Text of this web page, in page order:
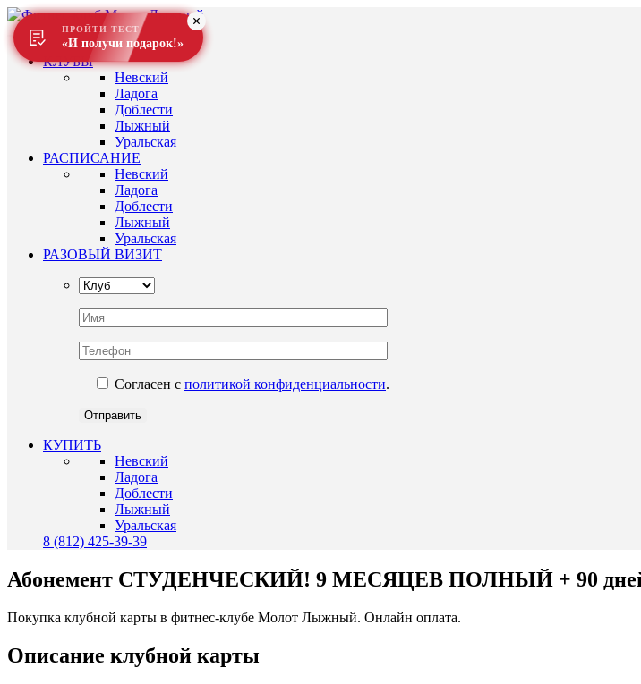
КЛУБЫ
Невский
Ладога
Доблести
Лыжный
Уральская
РАСПИСАНИЕ
Невский
Ладога
Доблести
Лыжный
Уральская
РАЗОВЫЙ ВИЗИТ
Согласен с политикой конфиденциальности.
КУПИТЬ
Невский
Ладога
Доблести
Лыжный
Уральская
8 (812) 425-39-39
Абонемент СТУДЕНЧЕСКИЙ! 9 МЕСЯЦЕВ ПОЛНЫЙ + 90 дней
Покупка клубной карты в фитнес-клубе Молот Лыжный. Онлайн оплата.
Описание клубной карты
ПРОЙТИ ТЕСТ
«И получи подарок!»